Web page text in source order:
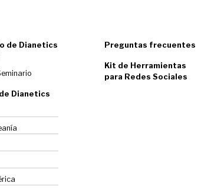
de Dianetics
Dianetics
Preguntas frecuentes
Kit de Herramientas
para Redes Sociales